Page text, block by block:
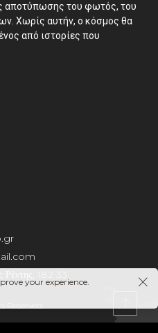
αποτύπωσης του φωτός, του
Χωρίς αυτήν, ο κόσμος θα
από ιστορίες που
your experience.